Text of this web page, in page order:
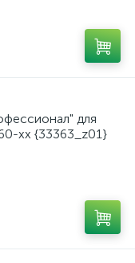
для
хх {33363_z01}